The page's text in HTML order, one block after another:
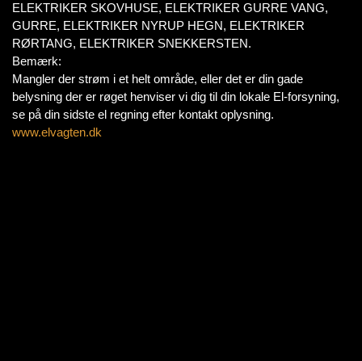
ELEKTRIKER SKOVHUSE, ELEKTRIKER GURRE VANG,
GURRE, ELEKTRIKER NYRUP HEGN, ELEKTRIKER
RØRTANG, ELEKTRIKER SNEKKERSTEN.
Bemærk:
Mangler der strøm i et helt område, eller det er din gade
belysning der er røget henviser vi dig til din lokale El-forsyning,
se på din sidste el regning efter kontakt oplysning.
www.elvagten.dk